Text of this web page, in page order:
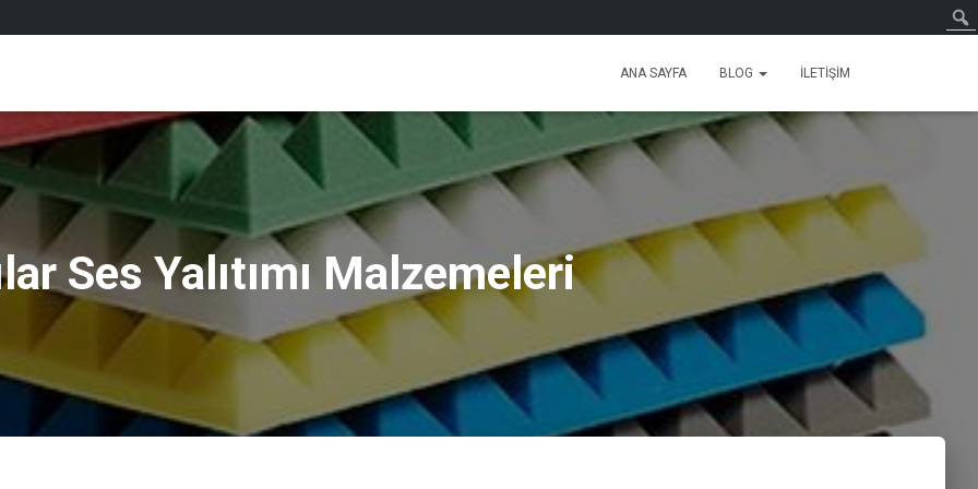
ANA SAYFA BLOG İLETIŞIM
Ses Yalıtımı Malzemeleri